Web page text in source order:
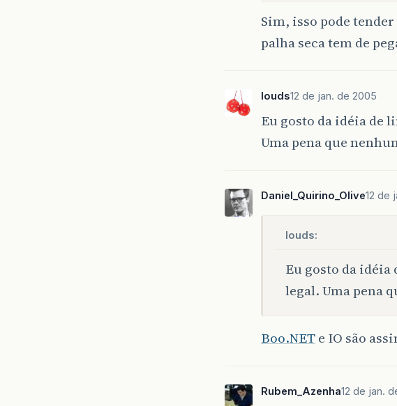
Sim, isso pode
palha seca tem de
louds12 de jan. de 2005
Eu gosto da idéia de
Uma pena que
Daniel_Quirino_Olive12 de
louds:
Eu gosto da
legal. Uma pena
Boo.NETe IO são
Rubem_Azenha12 de jan.